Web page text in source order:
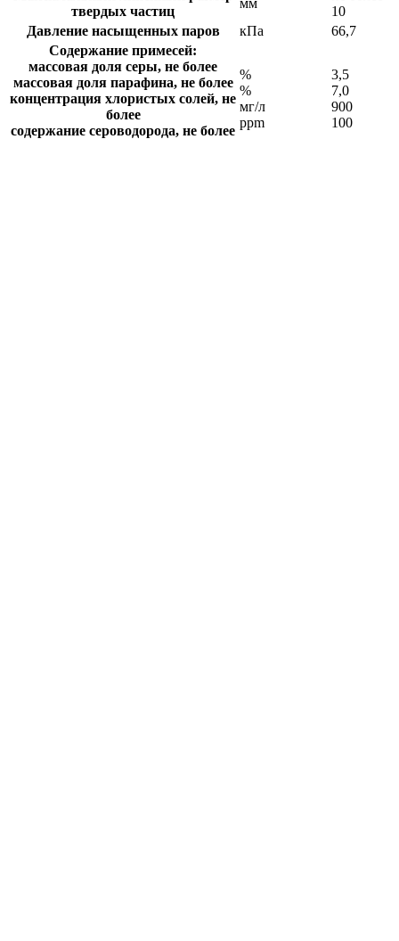
твердых частиц
мм
10
Давление насыщенных паров
кПа
66,7
Содержание примесей:
массовая доля серы, не более
массовая доля парафина, не более
концентрация хлористых солей, не
более
содержание сероводорода, не более
%
%
мг/л
ppm
3,5
7,0
900
100